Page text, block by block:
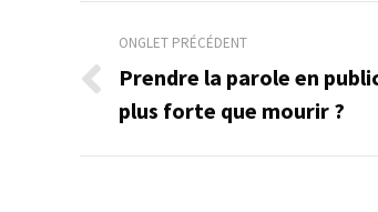
Navigation
de
commentaire
ONGLET PRÉCÉDENT
Onglet
précédent
Prendre la parole en
plus forte que mourir ?